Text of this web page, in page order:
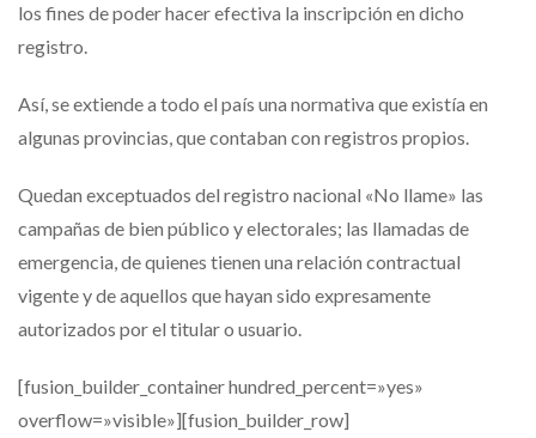
los fines de poder hacer efectiva la inscripción en dicho
registro.
Así, se extiende a todo el país una normativa que existía en
algunas provincias, que contaban con registros propios.
Quedan exceptuados del registro nacional «No llame» las
campañas de bien público y electorales; las llamadas de
emergencia, de quienes tienen una relación contractual
vigente y de aquellos que hayan sido expresamente
autorizados por el titular o usuario.
[fusion_builder_container hundred_percent=»yes»
overflow=»visible»][fusion_builder_row]